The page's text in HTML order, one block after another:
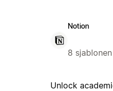
Notion
8 sjablonen
Unlock